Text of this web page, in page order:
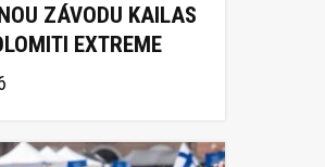
ZÁVODU KAILAS
EXTREME